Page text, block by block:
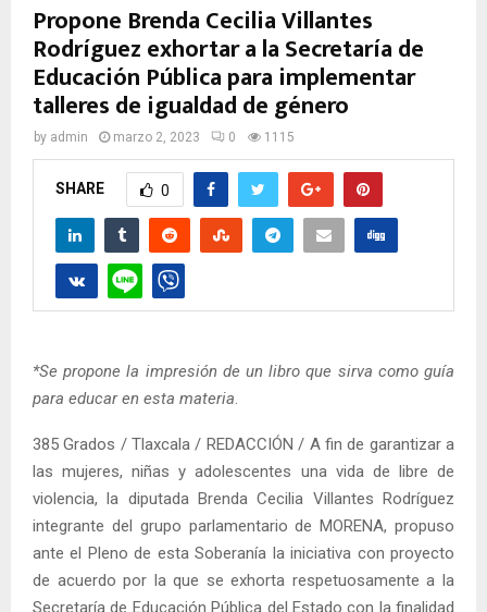
Propone Brenda Cecilia Villantes
Rodríguez exhortar a la Secretaría de
Educación Pública para implementar
talleres de igualdad de género
by admin marzo 2, 2023 0 1115
SHARE 0
*Se propone la impresión de un libro que sirva como guía
para educar en esta materia
385 Grados / Tlaxcala / REDACCIÓN / A fin de garantizar a
las mujeres, niñas y adolescentes una vida de libre de
violencia, la diputada Brenda Cecilia Villantes Rodríguez
integrante del grupo parlamentario de MORENA, propuso
ante el Pleno de esta Soberanía la iniciativa con proyecto
de acuerdo por la que se exhorta respetuosamente a la
Secretaría de Educación Pública del Estado con la finalidad